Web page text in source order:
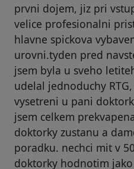
prvni dojem, jiz pri
velice profesionalni
hlavne spickova
urovni.tyden pred
jsem byla u sveho
udelal jednoduchy
vysetreni u pani
jsem celkem
doktorky zustanu a
poradku. nechci mit v
doktorky hodnotim